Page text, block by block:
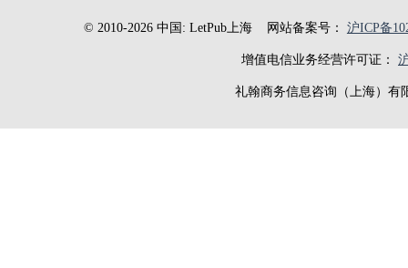
© 2010-2026 中国: LetPub上海网站备案号： 沪ICP备
增值电信业务经营许可证：
礼翰商务信息咨询（上海）